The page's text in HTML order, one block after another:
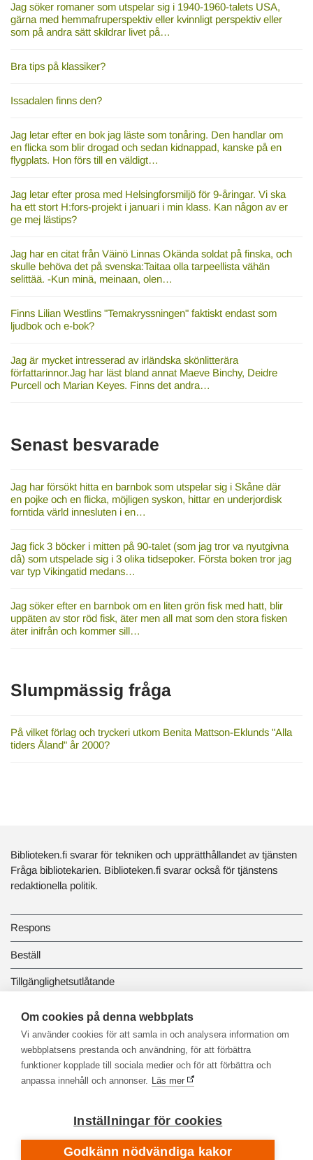
Jag söker romaner som utspelar sig i 1940-1960-talets USA,
gärna med hemmafruperspektiv eller kvinnligt perspektiv eller
som på andra sätt skildrar livet på…
Bra tips på klassiker?
Issadalen finns den?
Jag letar efter en bok jag läste som tonåring. Den handlar om
en flicka som blir drogad och sedan kidnappad, kanske på en
flygplats. Hon förs till en väldigt…
Jag letar efter prosa med Helsingforsmiljö för 9-åringar. Vi ska
ha ett stort H:fors-projekt i januari i min klass. Kan någon av er
ge mej lästips?
Jag har en citat från Väinö Linnas Okända soldat på finska, och
skulle behöva det på svenska:Taitaa olla tarpeellista vähän
selittää. -Kun minä, meinaan, olen…
Finns Lilian Westlins "Temakryssningen" faktiskt endast som
ljudbok och e-bok?
Jag är mycket intresserad av irländska skönlitterära
författarinnor.Jag har läst bland annat Maeve Binchy, Deidre
Purcell och Marian Keyes. Finns det andra…
Senast besvarade
Jag har försökt hitta en barnbok som utspelar sig i Skåne där
en pojke och en flicka, möjligen syskon, hittar en underjordisk
forntida värld innesluten i en…
Jag fick 3 böcker i mitten på 90-talet (som jag tror va nyutgivna
då) som utspelade sig i 3 olika tidsepoker. Första boken tror jag
var typ Vikingatid medans…
Jag söker efter en barnbok om en liten grön fisk med hatt, blir
uppäten av stor röd fisk, äter men all mat som den stora fisken
äter inifrån och kommer sill…
Slumpmässig fråga
På vilket förlag och tryckeri utkom Benita Mattson-Eklunds "Alla
tiders Åland" år 2000?
Biblioteken.fi svarar för tekniken och upprätthållandet av tjänsten
Fråga bibliotekarien. Biblioteken.fi svarar också för tjänstens
redaktionella politik.
Respons
Beställ
Tillgänglighetsutlåtande
Dataskydd och registerbeskrivningar
Länkbiblioteket
Om cookies på denna webbplats
Vi använder cookies för att samla in och analysera information om
webbplatsens prestanda och användning, för att förbättra
funktioner kopplade till sociala medier och för att förbättra och
anpassa innehåll och annonser. Läs mer
Inställningar för cookies
Godkänn nödvändiga kakor